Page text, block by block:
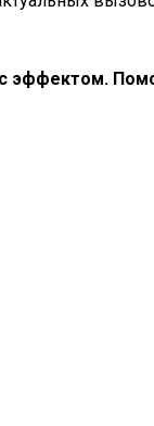
эффектом.